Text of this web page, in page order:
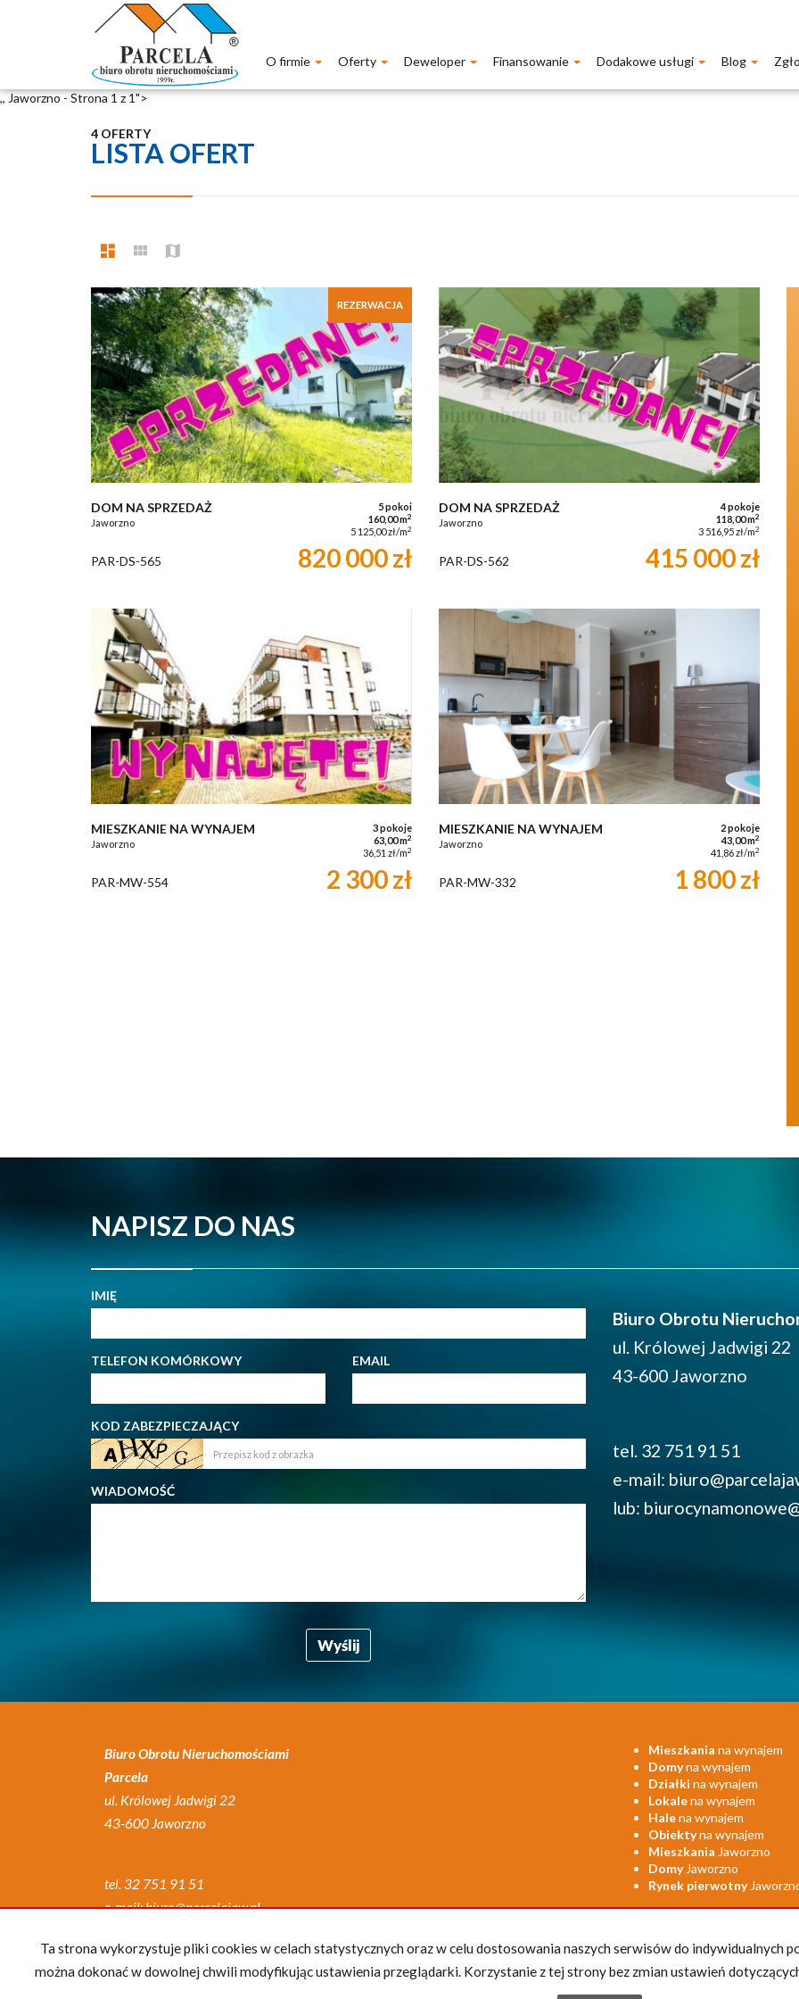
,, Jaworzno - Strona 1 z 1">
O firmie Oferty Deweloper Finansowanie Dodakowe usługi Blog
LISTA OFERT
4 OFERTY
REZERWACJA
DOM NA SPRZEDAŻ
Jaworzno
5 pokoi
160,00 m2
5 125,00 zł/m2
PAR-DS-565 820 000 zł
DOM NA SPRZEDAŻ
Jaworzno
4 pokoje
118,00 m2
3 516,95 zł/m2
PAR-DS-562 415 000 zł
MIESZKANIE NA WYNAJEM
Jaworzno
3 pokoje
63,00 m2
36,51 zł/m2
PAR-MW-554 2 300 zł
MIESZKANIE NA WYNAJEM
Jaworzno
2 pokoje
43,00 m2
41,86 zł/m2
PAR-MW-332 1 800 zł
NAPISZ DO NAS
IMIĘ
TELEFON KOMÓRKOWY EMAIL
KOD ZABEZPIECZAJĄCY
WIADOMOŚĆ
Biuro Obrotu
ul. Królowej Jadwigi 22
43-600 Jaworzno
tel. 32 751 91 51
e-mail:
lub:
Biuro Obrotu Nieruchomościami
Parcela
ul. Królowej Jadwigi 22
43-600 Jaworzno
tel. 32 751 91 51
e-mail: biuro@parcelajaw.pl
Mieszkania na wynajem
Domyna wynajem
Działki na wynajem
Lokalena wynajem
Halena wynajem
Obiektyna wynajem
Mieszkania Jaworzno
DomyJaworzno
Rynek pierwotny
Ta strona wykorzystuje pliki cookies w celach statystycznych oraz w celu dostosowania naszych serwisów do indywidualnych
można dokonać w dowolnej chwili modyfikując ustawienia przeglądarki. Korzystanie z tej strony bez zmian ustawień